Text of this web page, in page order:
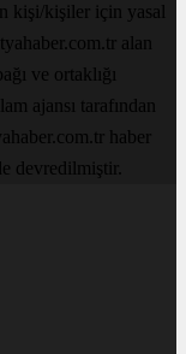
kişi/kişiler için yasal
alan
ve ortaklığı
ajansı tarafından
haber
devredilmiştir.